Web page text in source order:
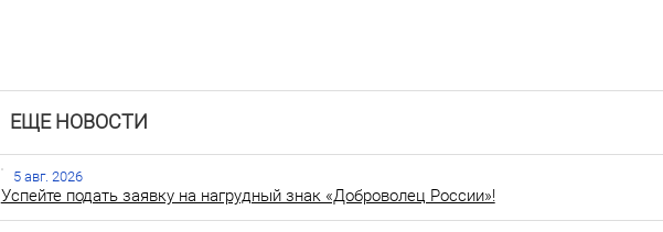
ЕЩЕ НОВОСТИ
5 авг. 2026
Успейте подать заявку на нагрудный знак «Доброволец России»!